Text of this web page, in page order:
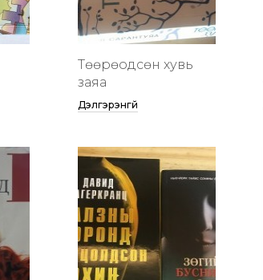
Төөрөодсөн хувь
заяа
Дэлгэрэнгүй